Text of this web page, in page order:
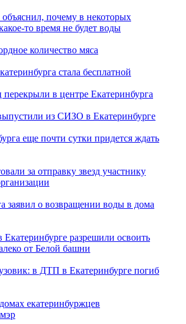
почему в некоторых
то время не будет воды
количество мяса
стала бесплатной
в центре Екатеринбурга
из СИЗО в Екатеринбурге
еще почти сутки придется ждать
за отправку звезд участнику
заявил о возвращении воды в дома
разрешили освоить
от Белой башни
в ДТП в Екатеринбурге погиб
екатеринбуржцев